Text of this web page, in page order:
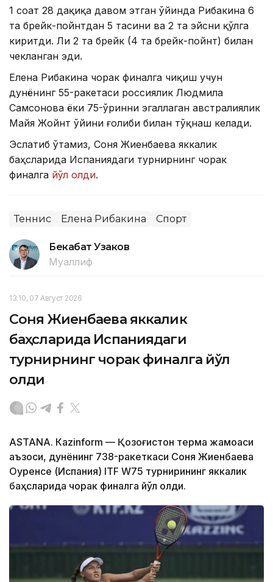
1 соат 28 дақиқа давом этган ўйинда Рибакина 6
та брейк-пойнтдан 5 тасини ва 2 та эйсни қўлга
киритди. Ли 2 та брейк (4 та брейк-пойнт) билан
чекланган эди.
Елена Рибакина чорак финалга чиқиш учун
дунёнинг 55-ракетаси россиялик Людмила
Самсонова ёки 75-ўринни эгаллаган австралиялик
Майя Жойнт ўйини ғолиби билан тўқнаш келади.
Эслатиб ўтамиз, Соня Жиенбаева яккалик
баҳсларида Испаниядаги турнирнинг чорак
финалга йўл олди.
Теннис Елена Рибакина Спорт
Бекабат Узаков
Муаллиф
13:10, 07 Август 2026
Соня Жиенбаева яккалик
баҳсларида Испаниядаги
турнирнинг чорак финалга йўл
олди
ASTANА. Кazinform — Қозоғистон терма жамоаси
аъзоси, дунёнинг 738-ракеткаси Соня Жиенбаева
Оуренсе (Испания) ITF W75 турнирининг яккалик
баҳсларида чорак финалга йўл олди.